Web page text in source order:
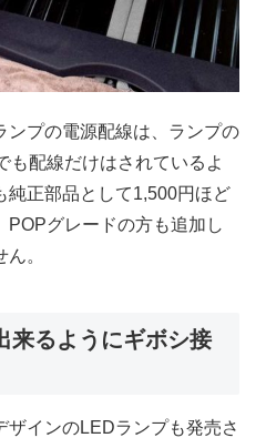
ンプの電源配線は、ランプの
も配線だけはされているよ
純正部品として1,500円ほど
POPグレードの方も追加し
。
来るようにギボシ接
ザインのLEDランプも発売さ